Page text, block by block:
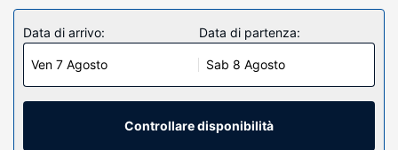
Rilassati in una delle 415 camere con aria condizionata
della struttura, completa di minibar e macchina per caffè
espresso. La TV a schermo piatto è l'ideale per concedersi
un po' di svago. Il bagno in camera dispone di doccia, set
di cortesia gratuiti e asciugacapelli. I comfort includono
casseforti, ferri/assi da stiro e telefoni con chiamate
Data di arrivo:
Ven 7 Agosto
Data di partenza:
Sab 8 Agosto
Controllare disponibilità